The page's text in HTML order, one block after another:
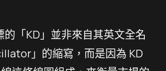
的「KD」並非來自其英文全名
」的縮寫，而是因為 KD